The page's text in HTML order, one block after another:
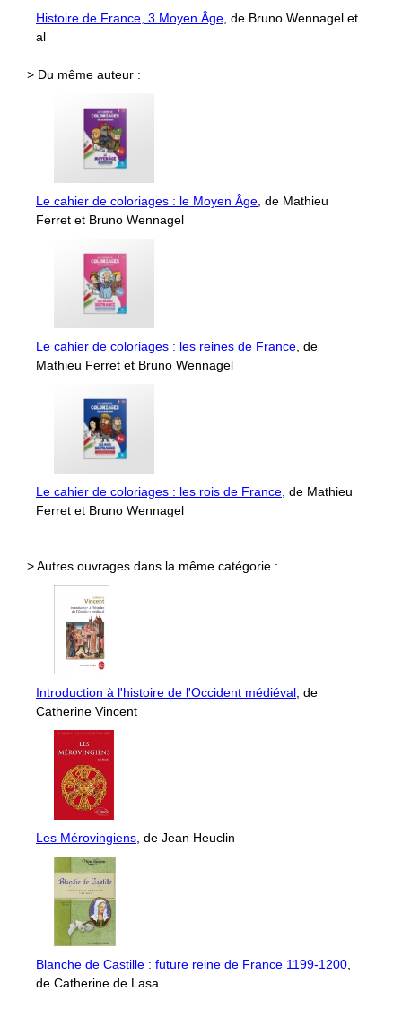
Histoire de France, 3 Moyen Âge , de Bruno Wennagel et
al
> Du même auteur :
Le cahier de coloriages : le Moyen Âge , de Mathieu
Ferret et Bruno Wennagel
Le cahier de coloriages : les reines de France , de
Mathieu Ferret et Bruno Wennagel
Le cahier de coloriages : les rois de France , de Mathieu
Ferret et Bruno Wennagel
> Autres ouvrages dans la même catégorie :
Introduction à l'histoire de l'Occident médiéval , de
Catherine Vincent
Les Mérovingiens , de Jean Heuclin
Blanche de Castille : future reine de France 1199-1200
de Catherine de Lasa